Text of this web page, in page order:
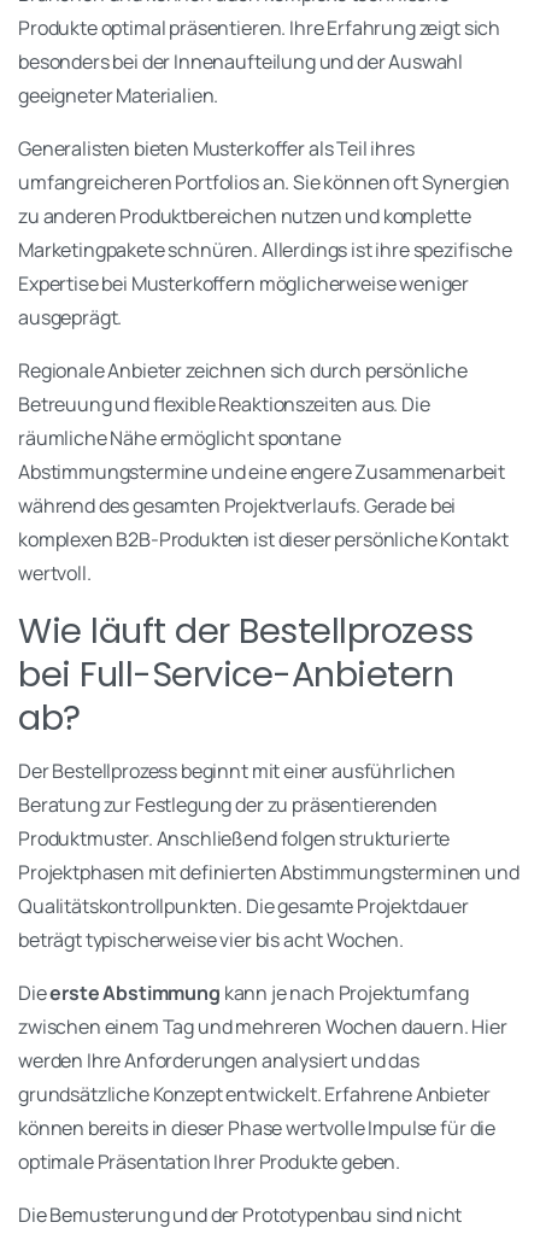
Produkte optimal präsentieren. Ihre Erfahrung zeigt sich
besonders bei der Innenaufteilung und der Auswahl
geeigneter Materialien.
Generalisten bieten Musterkoffer als Teil ihres
umfangreicheren Portfolios an. Sie können oft Synergien
zu anderen Produktbereichen nutzen und komplette
Marketingpakete schnüren. Allerdings ist ihre spezifische
Expertise bei Musterkoffern möglicherweise weniger
ausgeprägt.
Regionale Anbieter zeichnen sich durch persönliche
Betreuung und flexible Reaktionszeiten aus. Die
räumliche Nähe ermöglicht spontane
Abstimmungstermine und eine engere Zusammenarbeit
während des gesamten Projektverlaufs. Gerade bei
komplexen B2B-Produkten ist dieser persönliche Kontakt
wertvoll.
Wie läuft der Bestellprozess
bei Full-Service-Anbietern
ab?
Der Bestellprozess beginnt mit einer ausführlichen
Beratung zur Festlegung der zu präsentierenden
Produktmuster. Anschließend folgen strukturierte
Projektphasen mit definierten Abstimmungsterminen und
Qualitätskontrollpunkten. Die gesamte Projektdauer
beträgt typischerweise vier bis acht Wochen.
Dieerste Abstimmung kann je nach Projektumfang
zwischen einem Tag und mehreren Wochen dauern. Hier
werden Ihre Anforderungen analysiert und das
grundsätzliche Konzept entwickelt. Erfahrene Anbieter
können bereits in dieser Phase wertvolle Impulse für die
optimale Präsentation Ihrer Produkte geben.
Die Bemusterung und der Prototypenbau sind nicht